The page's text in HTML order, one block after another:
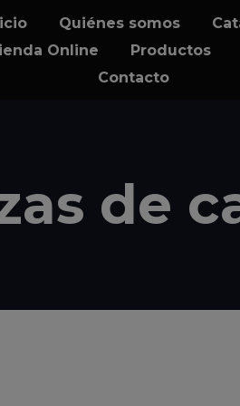
Quiénes somos
Online
Productos
Contacto
de